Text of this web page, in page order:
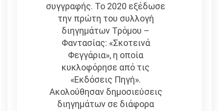
συγγραφής. Το 2020 εξέδωσε
την πρώτη του συλλογή
διηγημάτων Τρόμου –
Φαντασίας: «Σκοτεινά
Φεγγάρια», η οποία
κυκλοφόρησε από τις
«Εκδόσεις Πηγή».
Ακολούθησαν δημοσιεύσεις
διηγημάτων σε διάφορα